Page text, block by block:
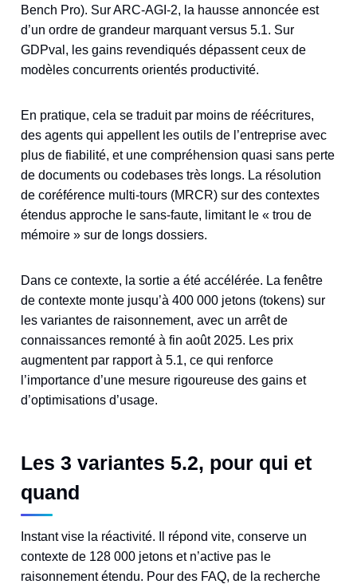
Bench Pro). Sur ARC-AGI-2, la hausse annoncée est
d’un ordre de grandeur marquant versus 5.1. Sur
GDPval, les gains revendiqués dépassent ceux de
modèles concurrents orientés productivité.
En pratique, cela se traduit par moins de réécritures,
des agents qui appellent les outils de l’entreprise avec
plus de fiabilité, et une compréhension quasi sans perte
de documents ou codebases très longs. La résolution
de coréférence multi-tours (MRCR) sur des contextes
étendus approche le sans-faute, limitant le « trou de
mémoire » sur de longs dossiers.
Dans ce contexte, la sortie a été accélérée. La fenêtre
de contexte monte jusqu’à 400 000 jetons (tokens) sur
les variantes de raisonnement, avec un arrêt de
connaissances remonté à fin août 2025. Les prix
augmentent par rapport à 5.1, ce qui renforce
l’importance d’une mesure rigoureuse des gains et
d’optimisations d’usage.
Les 3 variantes 5.2, pour qui et
quand
Instant vise la réactivité. Il répond vite, conserve un
contexte de 128 000 jetons et n’active pas le
raisonnement étendu. Pour des FAQ, de la recherche